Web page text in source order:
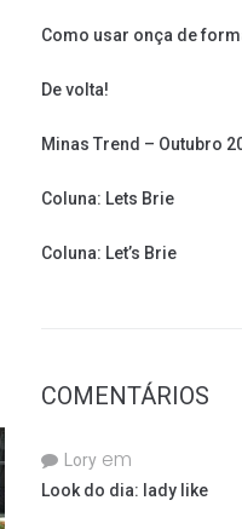
Como usar onça de
De volta!
Minas Trend – Outubro
Coluna: Lets Brie
Coluna: Let’s Brie
COMENTÁRIOS
Lory em
Look do dia: lady like